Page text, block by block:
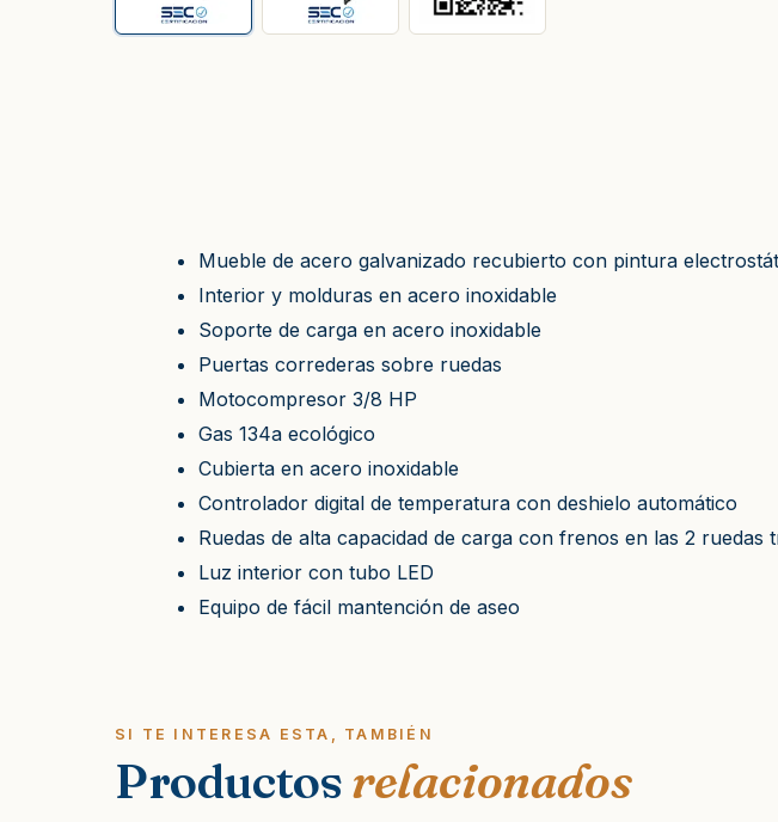
Mueble de acero galvanizado recubierto con pintura
Interior y molduras en acero inoxidable
Soporte de carga en acero inoxidable
Puertas correderas sobre ruedas
Motocompresor 3/8 HP
Gas 134a ecológico
Cubierta en acero inoxidable
Controlador digital de temperatura con deshielo automático
Ruedas de alta capacidad de carga con frenos en las 2 ruedas
Luz interior con tubo LED
Equipo de fácil mantención de aseo
SI TE INTERESA ESTA, TAMBIÉN
Productosrelacionados